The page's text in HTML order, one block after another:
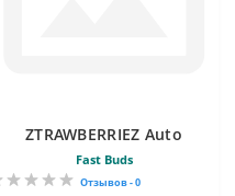
ZTRAWBERRIEZ Auto
Fast Buds
Отзывов - 0